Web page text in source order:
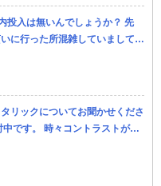
投入は無いんでしょうか？ 先
に行った所混雑していまして待
をしてもらいました。これが結
リックについてお聞かせくださ
です。 時々コントラストがは
を見かけますが どのようにあ